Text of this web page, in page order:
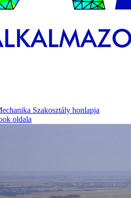
Szakosztály honlapja
oldala